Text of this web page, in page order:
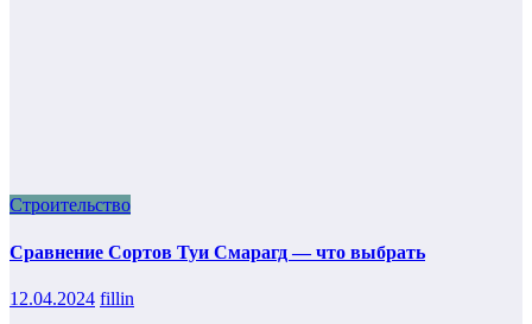
Строительство
Сравнение Сортов Туи Смарагд — что выбрать
12.04.2024 fillin